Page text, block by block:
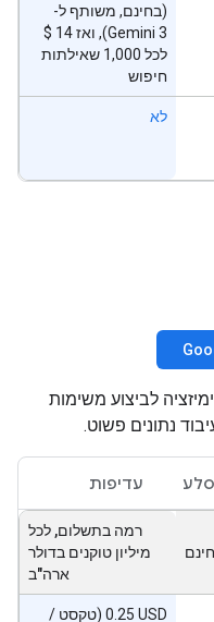
(בחינם, משותף ל-
לכל 1,000 שאילתות
חיפוש
לא
לביצוע משימות
נתונים פשוט.
עדיפות
רמה בתשלום, לכל
מיליון טוקנים בדולר
ארה"ב
‫‎0.25 USD (טקסט /